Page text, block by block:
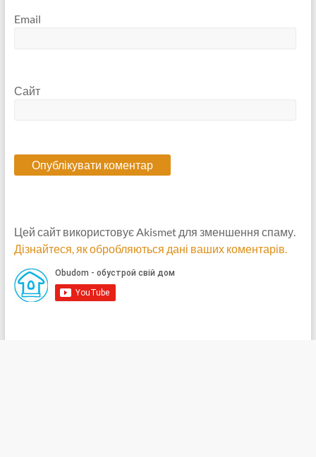
Email
Сайт
Цей сайт використовує Akismet для зменшення спаму.
Дізнайтеся, як обробляються дані ваших коментарів.